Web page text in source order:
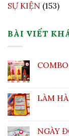
SỰ KIỆN (153)
BÀI VIẾT
LÀM
NGÀY